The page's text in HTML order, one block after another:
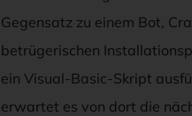
Gegensatz zu einem Bot,
betrügerischen
ein Visual-Basic-Skript
erwartet es von dort die